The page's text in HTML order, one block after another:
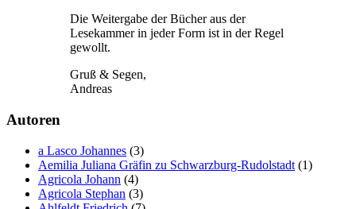
Die Weitergabe der Bücher aus der
Lesekammer in jeder Form ist in der Regel
gewollt.
Gruß & Segen,
Andreas
Autoren
a Lasco Johannes (3)
Aemilia Juliana Gräfin zu Schwarzburg-Rudolstadt (1)
Agricola Johann (4)
Agricola Stephan (3)